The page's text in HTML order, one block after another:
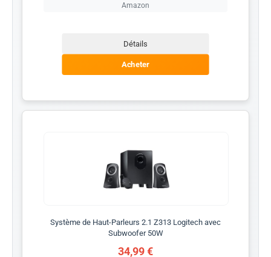
Amazon
Détails
Acheter
Système de Haut-Parleurs 2.1 Z313 Logitech avec
Subwoofer 50W
34,99 €